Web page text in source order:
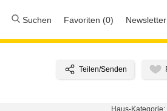
Suchen Favoriten (0) Newsletter
Haus-Kategorie: